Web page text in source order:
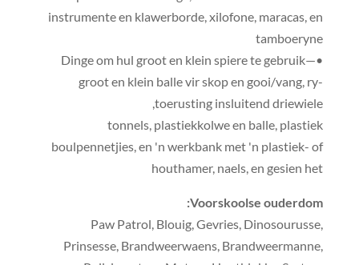
instrumente en klawerborde, xilofone, maracas, en
tamboeryne
•Dinge om hul groot en klein spiere te gebruik—
groot en klein balle vir skop en gooi/vang, ry-
toerusting insluitend driewiele,
tonnels, plastiekkolwe en balle, plastiek
boulpennetjies, en 'n werkbank met 'n plastiek- of
houthamer, naels, en gesien het
Voorskoolse ouderdom:
Paw Patrol, Blouig, Gevries, Dinosourusse,
Prinsesse, Brandweerwaens, Brandweermanne,